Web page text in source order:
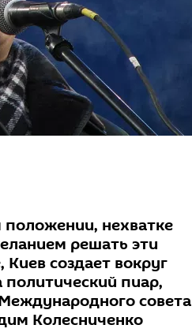
нехватке
решать эти
создает вокруг
политический пиар,
совета
Колесниченко